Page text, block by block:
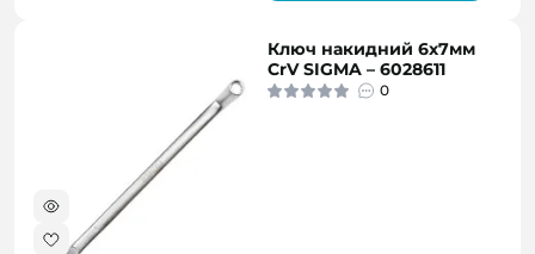
Ключ накидний 6х7мм
CrV SIGMA – 6028611
0